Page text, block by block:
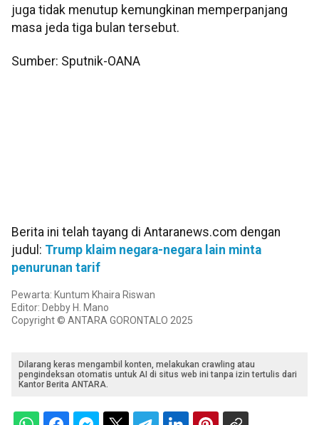
juga tidak menutup kemungkinan memperpanjang
masa jeda tiga bulan tersebut.
Sumber: Sputnik-OANA
Berita ini telah tayang di Antaranews.com dengan
judul: Trump klaim negara-negara lain minta
penurunan tarif
Pewarta: Kuntum Khaira Riswan
Editor: Debby H. Mano
Copyright © ANTARA GORONTALO 2025
Dilarang keras mengambil konten, melakukan crawling atau
pengindeksan otomatis untuk AI di situs web ini tanpa izin tertulis dari
Kantor Berita ANTARA.